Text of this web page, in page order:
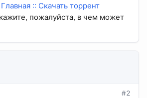
Главная :: Скачать торрент
пожалуйста, в чем может
#2